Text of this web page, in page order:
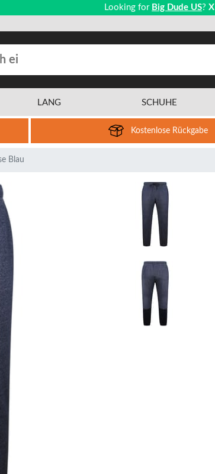
Looking for Big Dude US? X
LANG SCHUHE
Kostenlose Rückgabe
Blau